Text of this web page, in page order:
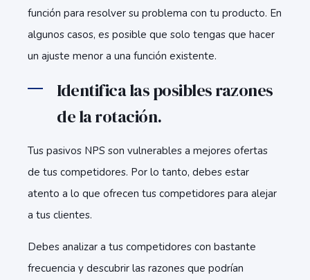
función para resolver su problema con tu producto. En
algunos casos, es posible que solo tengas que hacer
un ajuste menor a una función existente.
Identifica las posibles razones
de la rotación.
Tus pasivos NPS son vulnerables a mejores ofertas
de tus competidores. Por lo tanto, debes estar
atento a lo que ofrecen tus competidores para alejar
a tus clientes.
Debes analizar a tus competidores con bastante
frecuencia y descubrir las razones que podrían